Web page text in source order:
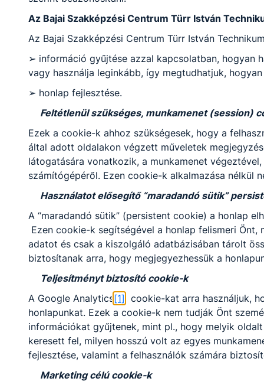
-
Fogadó óra:
Huzsvay Edit
matematikus,
huzsvayedit​@turr.hu
Osztályfőnök:
Fogadó óra:
Illésné Orbán Ildikó
okleveles matematika
szaktanár
illesneorbanildiko​
@turr.hu
Osztályfőnök:
11. A
Fogadó óra:
-
Janotka Zoltán
Az Bajai Szakképzési Centrum Türr István
Az Bajai Szakképzési Centrum Türr István
➢ információ gyűjtése azzal kapcsolatban, hogyan
vagy használja leginkább, így megtudhatjuk,
➢ honlap fejlesztése.
Feltétlenül szükséges, munkamenet (session)
Ezek a cookie-k ahhoz szükségesek, hogy a
által adott oldalakon végzett műveletek
látogatására vonatkozik, a munkamenet
számítógépéről. Ezen cookie-k alkalmazása nélkül
Használatot elősegítő “maradandó sütik”
A “maradandó sütik” (persistent cookie) a honlap
Ezen cookie-k segítségével a honlap felismeri
adatot és csak a kiszolgáló adatbázisában tárolt
biztosítanak arra, hogy megjegyezhessük a
Teljesítményt biztosító cookie-k
A Google Analytics [1] cookie-kat arra használjuk,
honlapunkat. Ezek a cookie-k nem tudják Önt
információkat gyűjtenek, mint pl., hogy melyik
keresett fel, milyen hosszú volt az egyes
fejlesztése, valamint a felhasználók számára
Marketing célú cookie-k